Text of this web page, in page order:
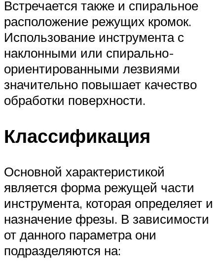
Встречается также и спиральное
расположение режущих кромок.
Использование инструмента с
наклонными или спирально-
ориентированными лезвиями
значительно повышает качество
обработки поверхности.
Классификация
Основной характеристикой
является форма режущей части
инструмента, которая определяет и
назначение фрезы. В зависимости
от данного параметра они
подразделяются на: